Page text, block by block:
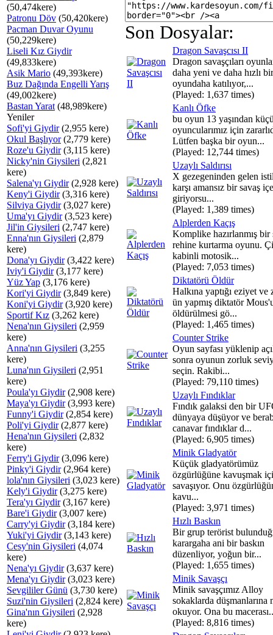
(50,474kere)
Patronu Döv (50,420kere)
Pacman Duvar Oyunu
(50,229kere)
Liseli Kız Giydir
(49,833kere)
Asik Mario (49,393kere)
Buz Dağında Engelli Yarış
(49,002kere)
Bastan Yarat (48,989kere)
Yeniler
Sofi'yi Giydir(2,955 kere)
Okul Başlıyor(2,779 kere)
Roze'u Giydir(3,115 kere)
Nicky'nin Giysileri (2,821
kere)
Salena'yı Giydir(2,928 kere)
Keny'i Giydir(3,316 kere)
Silviya Giydir(3,027 kere)
Uma'yı Giydir(3,523 kere)
Jil'in Giysileri (2,747 kere)
Enna'nın Giysileri (2,879
kere)
Dona'yı Giydir(3,422 kere)
Iviy'i Giydir(3,177 kere)
Yüz Yap (3,176 kere)
Kori'yi Giydir(3,849 kere)
Koni'yi Giydir(3,920 kere)
Sportif Kız (3,262 kere)
Nena'nın Giysileri (2,959
kere)
Anna'nın Giysileri (3,255
kere)
Luna'nın Giysileri (2,951
kere)
Poula'yı Giydir(2,908 kere)
Maya'yı Giydir(3,993 kere)
Funny'i Giydir(2,854 kere)
Poli'yi Giydir(2,877 kere)
Hena'nın Giysileri (2,832
kere)
Ferry'i Giydir(3,096 kere)
Pinky'i Giydir(2,964 kere)
lola'nın Giysileri (3,023 kere)
Kely'i Giydir(3,275 kere)
Tera'yı Giydir(3,167 kere)
Bare'i Giydir(3,007 kere)
Carry'yi Giydir(3,184 kere)
Yuki'yi Giydir(3,143 kere)
Cesy'nin Giysileri (4,074
kere)
Nena'yı Giydir(3,637 kere)
Mena'yı Giydir(3,023 kere)
Sevgililer Günü (3,730 kere)
Suzi'nin Giysileri (2,824 kere)
Gina'nın Giysileri (2,928
kere)
Son Dosyalar:
Dragon Savaşcısı II
Dragon savaşçıları
daha yeni ve daha hızlı bir
oyundaha katılıyor,...
(Played: 1,637 times)
Kanlı Öfke
bu oyun 13 yaşından
oyuncularımız için
Lütfen başka bir oyun...
(Played: 12,744 times)
Uzaylı Saldırısı
X gezegeninden gelen
karşı amansız bir savaş
giriyorsu...
(Played: 1,389 times)
Alplerden Kaçış
Komplike hazırlanmış bir
rehine kurtarma oyunu.
kabinli motosik...
(Played: 7,053 times)
Diktatörü Öldür
Halkına yaptığı eziyet ve
ün yapmış diktatör
öldürülmesi gö...
(Played: 1,465 times)
Counter Strike
Oyun sayfası yüklenip
sonra oyunun zorluk
seçin. Rakibi...
(Played: 79,110 times)
Uzaylı Fındıklar
Fındık galaksi den bir
dünyaya düşüyor ve
canavar fındıklar d...
(Played: 6,905 times)
Minik Gladyatör
Küçük gladyatörümüz
özgürlüğüne kavuşmak
savaşıyor. Onu
kavu...
(Played: 3,971 times)
Hızlı Baskın
Bir grup terörist
karargaha ani bir baskın
düzenliyor, yoğun bir...
(Played: 1,655 times)
Minik Savaşçı
Minik savaşçımız Alloy
sokaklarda düşmanlarına
okuyor. Ona bu
(Played: 8,816 times)